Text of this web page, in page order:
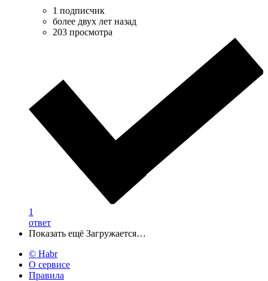
1 подписчик
более двух лет назад
203 просмотра
1
ответ
Показать ещё Загружается…
© Habr
О сервисе
Правила